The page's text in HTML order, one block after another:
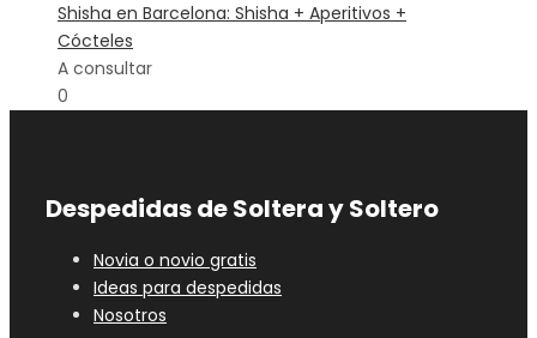
Shisha en Barcelona: Shisha + Aperitivos +
Cócteles
A consultar
0
Despedidas de Soltera y Soltero
Novia o novio gratis
Ideas para despedidas
Nosotros